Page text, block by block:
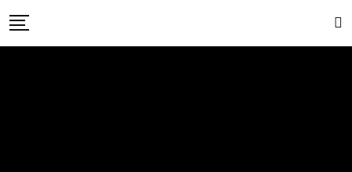
to